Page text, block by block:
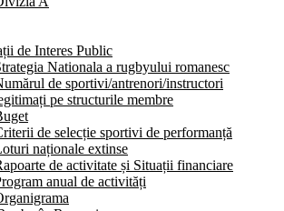
de Interes Public
Nationala a rugbyului romanesc
de sportivi/antrenori/instructori
pe structurile membre
de selecție sportivi de performanță
naționale extinse
de activitate și Situații financiare
anual de activități